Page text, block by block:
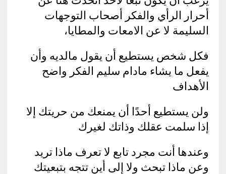
أحرار الرأي والفكر أصحاب التوجهات
السليمة لا عن الامعات والمطايا،
فكل شخص يستطيع أن يقول مالديه وأن
يفعل ما يشاء مادام سليم الفكر واضح
الأهداف
ولن يستطيع أحدًا أن يمنعك من حريتك إلا
إذا سلمت عقلك وذاتك لغيرك
وعندها أنت مجرد تابع لا تعرف ماذا تريد
وعن ماذا تبحث ولا إلى أين تتجه بتبعيتك